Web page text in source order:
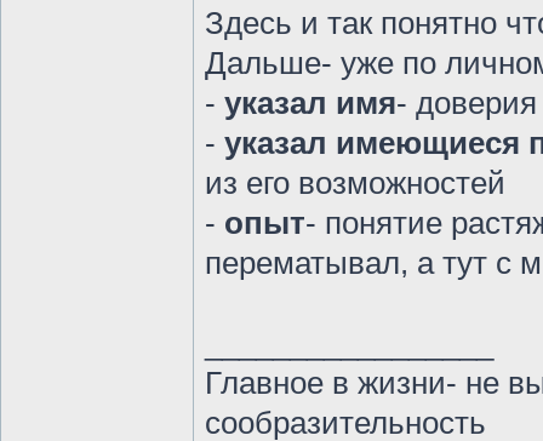
Здесь и так понятно
Дальше- уже по
- указал имя-
- указал имеющиеся
из его возможностей
- опыт- понятие
перематывал, а тут с
Главное в жизни- не
сообразительность